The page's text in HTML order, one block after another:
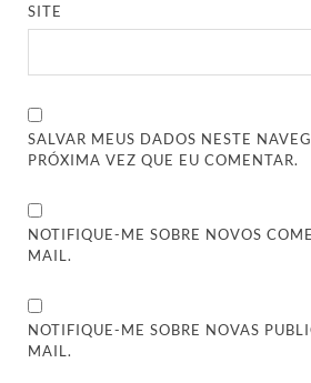
SITE
SALVAR MEUS DADOS NESTE
PRÓXIMA VEZ QUE EU COMENTAR.
NOTIFIQUE-ME SOBRE NOVOS
MAIL.
NOTIFIQUE-ME SOBRE NOVAS
MAIL.